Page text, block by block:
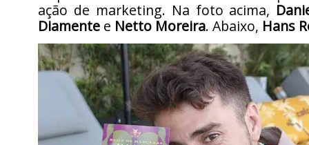
ação de marketing. Na foto acima,
Diamente e Netto Moreira. Abaixo, Hans